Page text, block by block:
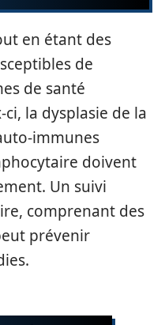
en étant des
de
de santé
la dysplasie de la
immunes
doivent
Un suivi
comprenant des
prévenir